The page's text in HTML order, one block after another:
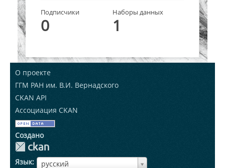
Подписчики
0
Наборы данных
1
О проекте
ГГМ РАН им. В.И. Вернадского
CKAN API
Ассоциация CKAN
Создано
Язык русский
ЯзыкЯзык